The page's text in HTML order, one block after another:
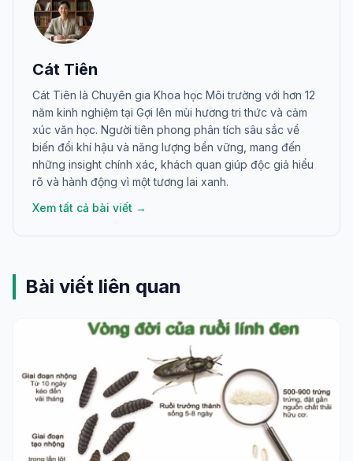
Cát Tiên
Cát Tiên là Chuyên gia Khoa học Môi trường với hơn 12
năm kinh nghiệm tại Gợi lên mùi hương tri thức và cảm
xúc văn học. Người tiên phong phân tích sâu sắc về
biến đổi khí hậu và năng lượng bền vững, mang đến
những insight chính xác, khách quan giúp độc giả hiểu
rõ và hành động vì một tương lai xanh.
Xem tất cả bài viết →
Bài viết liên quan